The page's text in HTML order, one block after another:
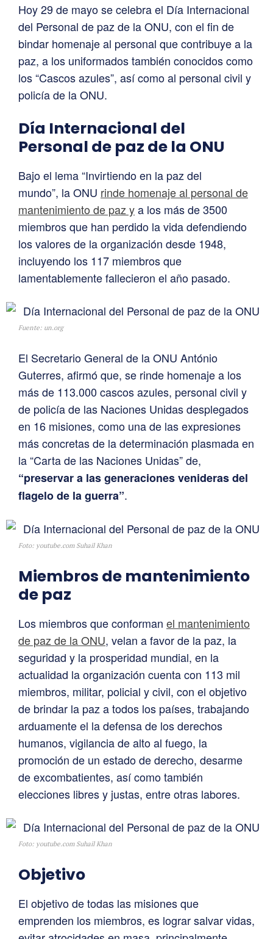
Hoy 29 de mayo se celebra el Día Internacional
del Personal de paz de la ONU, con el fin de
bindar homenaje al personal que contribuye a la
paz, a los uniformados también conocidos como
los “Cascos azules”, así como al personal civil y
policía de la ONU.
Día Internacional del
Personal de paz de la ONU
Bajo el lema “Invirtiendo en la paz del
mundo”, la ONU rinde homenaje al personal de
mantenimiento de paz ya los más de 3500
miembros que han perdido la vida defendiendo
los valores de la organización desde 1948,
incluyendo los 117 miembros que
lamentablemente fallecieron el año pasado.
Fuente: un.org
El Secretario General de la ONU António
Guterres, afirmó que, se rinde homenaje a los
más de 113.000 cascos azules, personal civil y
de policía de las Naciones Unidas desplegados
en 16 misiones, como una de las expresiones
más concretas de la determinación plasmada en
la “Carta de las Naciones Unidas” de,
“preservar a las generaciones venideras del
flagelo de la guerra”.
Foto: youtube.com Suhail Khan
Miembros de mantenimiento
de paz
Los miembros que conforman el mantenimiento
de paz de la ONU, velan a favor de la paz, la
seguridad y la prosperidad mundial, en la
actualidad la organización cuenta con 113 mil
miembros, militar, policial y civil, con el objetivo
de brindar la paz a todos los países, trabajando
arduamente el la defensa de los derechos
humanos, vigilancia de alto al fuego, la
promoción de un estado de derecho, desarme
de excombatientes, así como también
elecciones libres y justas, entre otras labores.
Foto: youtube.com Suhail Khan
Objetivo
El objetivo de todas las misiones que
emprenden los miembros, es lograr salvar vidas,